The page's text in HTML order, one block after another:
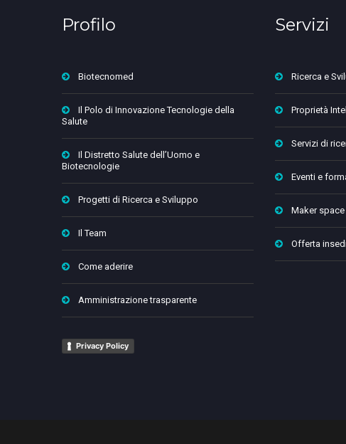
Profilo
Biotecnomed
Il Polo di Innovazione Tecnologie della
Salute
Il Distretto Salute dell’Uomo e
Biotecnologie
Progetti di Ricerca e Sviluppo
Il Team
Come aderire
Amministrazione trasparente
Privacy Policy
Servizi
Ricerca e
Proprietà
Servizi di
Eventi e
Maker space
Offerta